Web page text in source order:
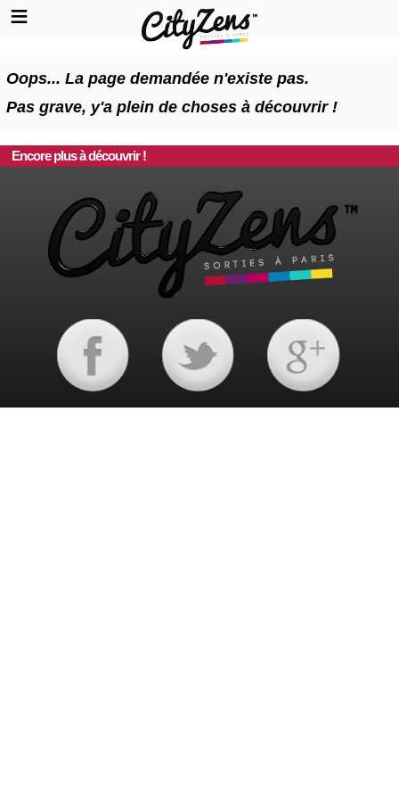
Oops... La page demandée n'existe pas.
Pas grave, y'a plein de choses à découvrir !
Encore plus à découvrir !